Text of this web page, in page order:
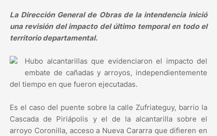
La Dirección General de Obras de la intendencia inició
una revisión del impacto del último temporal en todo el
territorio departamental.
Hubo alcantarillas que evidenciaron el impacto del
embate de cañadas y arroyos, independientemente
del tiempo en que fueron ejecutadas.
Es el caso del puente sobre la calle Zufriateguy, barrio la
Cascada de Piriápolis y el de la alcantarilla sobre el
arroyo Coronilla, acceso a Nueva Cararra que difieren en